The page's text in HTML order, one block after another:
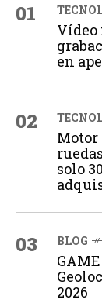
01
Vídeo
en
02
Motor
solo
03 BLOG
2026